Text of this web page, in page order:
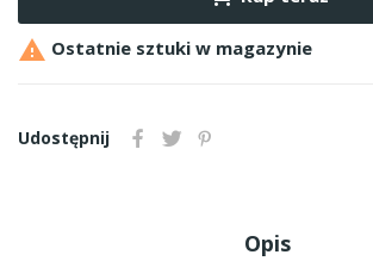
 Ostatnie sztuki w magazynie
Udostępnij
Opis